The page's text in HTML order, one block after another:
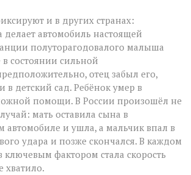
и в других странах:
автомобиль настоящей
полуторагодовалого малыша
состоянии сильной
отец забыл его,
в детский сад. Ребёнок умер в
помощи. В России произошёл не
мать оставила сына в
автомобиле и ушла, а мальчик впал в
удара и позже скончался. В каждом
ключевым фактором стала скорость
хватило.